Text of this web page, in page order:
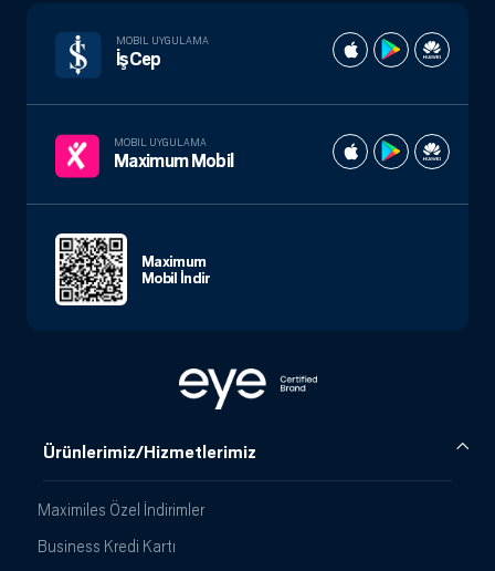
Ürünlerimiz/Hizmetlerimiz
Maximiles Özel İndirimler
Business Kredi Kartı
MOBIL UYGULAMA
İşCep
MOBIL UYGULAMA
Maximum Mobil
Maximum
Mobil İndir